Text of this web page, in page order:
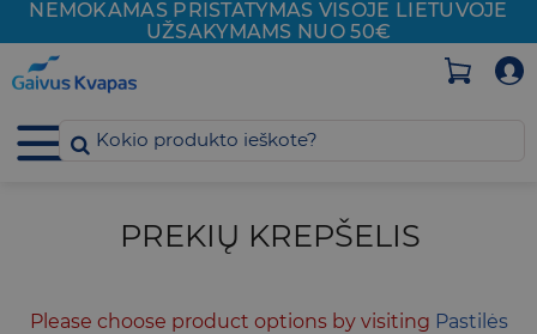
Skip
to
content
NEMOKAMAS PRISTATYMAS VISOJE LIETUVOJE
UŽSAKYMAMS NUO 50€
PREKIŲ KREPŠELIS
Please choose product options by visiting Pastilės